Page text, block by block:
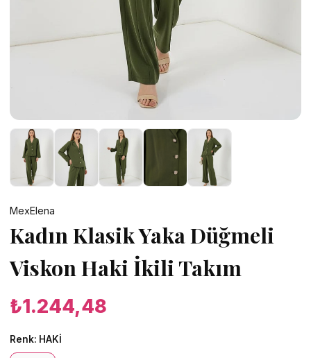
MexElena
Kadın Klasik Yaka Düğmeli
Viskon Haki İkili Takım
₺1.244,48
Renk: HAKİ